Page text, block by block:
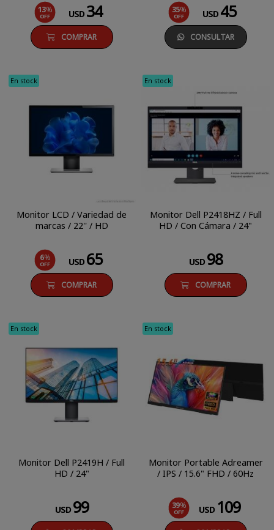
13%
OFF USD 34
COMPRAR
35%
OFF USD 45
CONSULTAR
En stock
Monitor LCD / Variedad de
marcas / 22'' / HD
6%
OFF USD 65
COMPRAR
En stock
Monitor Dell P2418HZ / Full
HD / Con Cámara / 24"
USD 98
COMPRAR
En stock
Monitor Dell P2419H / Full
HD / 24"
USD 99
En stock
Monitor Portable Adreamer
/ IPS / 15.6" FHD / 60Hz
39%
OFF USD 109